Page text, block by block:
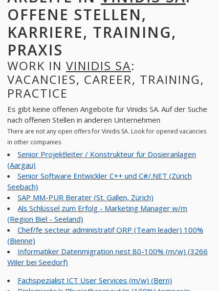
OFFENE STELLEN,
KARRIERE, TRAINING,
PRAXIS
WORK IN VINIDIS SA:
VACANCIES, CAREER, TRAINING,
PRACTICE
Es gibt keine offenen Angebote für Vinidis SA. Auf der Suche
nach offenen Stellen in anderen Unternehmen
There are not any open offers for Vinidis SA. Look for opened vacancies
in other companies
Senior Projektleiter / Konstrukteur für Dosieranlagen
(Aargau)
Senior Software Entwickler C++ und C#/.NET (Zürich
Seebach)
SAP MM-PUR Berater (St. Gallen, Zürich)
Als Schlüssel zum Erfolg - Marketing Manager w/m
(Region Biel - Seeland)
Chef/fe secteur administratif ORP (Team leader) 100%
(Bienne)
Informatiker Datenmigration nest 80-100% (m/w) (3266
Wiler bei Seedorf)
Fachspezialist ICT User Services (m/w) (Bern)